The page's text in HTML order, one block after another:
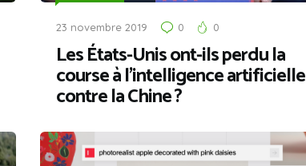
23 novembre 2019 0 0
Les États-Unis ont-ils perdu la
course à l’intelligence artificielle
contre la Chine ?